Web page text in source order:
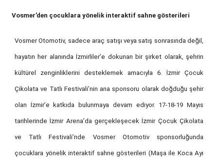
Vosmer’den çocuklara yönelik interaktif sahne gösterileri
Vosmer Otomotiv, sadece araç satışı veya satış sonrasında değil,
hayatın her alanında İzmirliler’e dokunan bir şirket olarak, şehrin
kültürel zenginliklerini desteklemek amacıyla 6. İzmir Çocuk
Çikolata ve Tatlı Festivali’nin ana sponsoru olarak doğduğu şehir
olan İzmir’e katkıda bulunmaya devam ediyor. 17-18-19 Mayıs
tarihlerinde İzmir Arena’da gerçekleşecekİzmir Çocuk Çikolata
ve Tatlı Festivali’nde Vosmer Otomotiv sponsorluğunda
çocuklara yönelik interaktif sahne gösterileri (Maşa ile Koca Ayı